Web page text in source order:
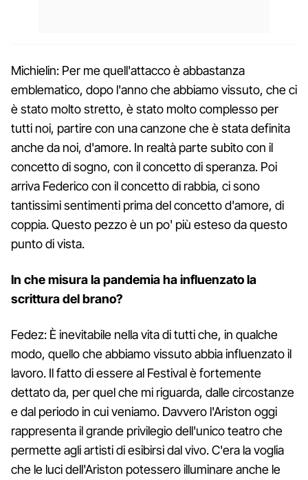
Michielin: Per me quell'attacco è abbastanza
emblematico, dopo l'anno che abbiamo vissuto, che ci
è stato molto stretto, è stato molto complesso per
tutti noi, partire con una canzone che è stata definita
anche da noi, d'amore. In realtà parte subito con il
concetto di sogno, con il concetto di speranza. Poi
arriva Federico con il concetto di rabbia, ci sono
tantissimi sentimenti prima del concetto d'amore, di
coppia. Questo pezzo è un po' più esteso da questo
punto di vista.
In che misura la pandemia ha influenzato la
scrittura del brano?
Fedez: È inevitabile nella vita di tutti che, in qualche
modo, quello che abbiamo vissuto abbia influenzato il
lavoro. Il fatto di essere al Festival è fortemente
dettato da, per quel che mi riguarda, dalle circostanze
e dal periodo in cui veniamo. Davvero l'Ariston oggi
rappresenta il grande privilegio dell'unico teatro che
permette agli artisti di esibirsi dal vivo. C'era la voglia
che le luci dell'Ariston potessero illuminare anche le